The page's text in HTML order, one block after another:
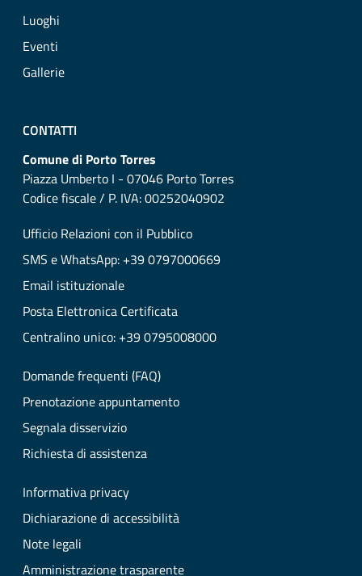
Luoghi
Eventi
Gallerie
CONTATTI
Comune di Porto Torres
Piazza Umberto I - 07046 Porto Torres
Codice fiscale / P. IVA: 00252040902
Ufficio Relazioni con il Pubblico
SMS e WhatsApp: +39 0797000669
Email istituzionale
Posta Elettronica Certificata
Centralino unico: +39 0795008000
Domande frequenti (FAQ)
Prenotazione appuntamento
Segnala disservizio
Richiesta di assistenza
Informativa privacy
Dichiarazione di accessibilità
Note legali
Amministrazione trasparente